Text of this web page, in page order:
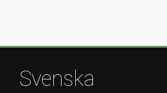
Svenska